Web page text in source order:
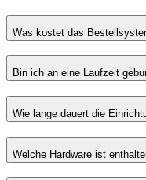
Was kostet das
Bin ich an eine Laufzeit
Wie lange dauert die
Welche Hardware ist